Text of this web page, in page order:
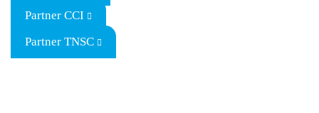
Partner CCI
Partner TNSC